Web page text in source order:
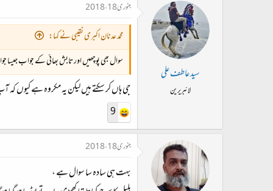
سید عاطف علی
لائبریرین
جنوری 18، 2018
محمد عدنان اکبری نقیبی نے کہا:
سوال بھی پوچھیں اور تابش بھائی کے جواب جیسا
جی ہاں کر سکتے ہیں لیکن یہ مکروہ ہے کیوں کہ
9
جنوری 18، 2018
بہت ہی سادہ سا سوال ہے ،